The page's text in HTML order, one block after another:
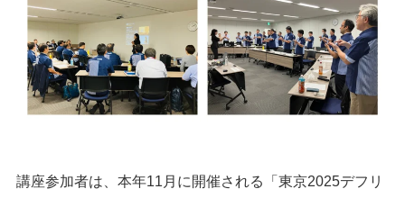
講座参加者は、本年11月に開催される「東京2025デフリ